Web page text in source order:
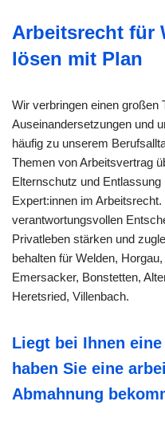
Arbeitsrecht für
lösen mit Plan
Wir verbringen einen großen
Auseinandersetzungen und
häufig zu unserem
Themen von Arbeitsvertrag
Elternschutz und
Expert:innen im
verantwortungsvollen
Privatleben stärken und
behalten für Welden,
Emersacker, Bonstetten,
Heretsried, Villenbach.
Liegt bei Ihnen
haben Sie eine
Abmahnung